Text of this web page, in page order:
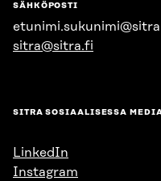
SÄHKÖPOSTI
sitra@sitra.fi
SITRA SOSIAALISESSA
LinkedIn
Instagram